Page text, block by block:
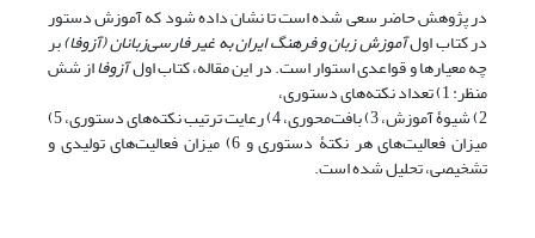
در پژوهش حاضر سعی شده است تا نشان داده شود که آموزش دستور
در کتاب اولآموزش زبان و فرهنگ ایران به غیر فارسی‌زبانان (آزوفا)بر
چه معیارها و قواعدی استوار است. در این مقاله، کتاب اولآزوفااز شش
منظر: 1) تعداد نکته‌های دستوری،
2) شیوۀ آموزش، 3) بافت‌محوری، 4) رعایت ترتیب نکته‌های دستوری، 5)
میزان فعالیت‌های هر نکتۀ دستوری و 6) میزان فعالیت‌های تولیدی و
تشخیصی، تحلیل شده است.